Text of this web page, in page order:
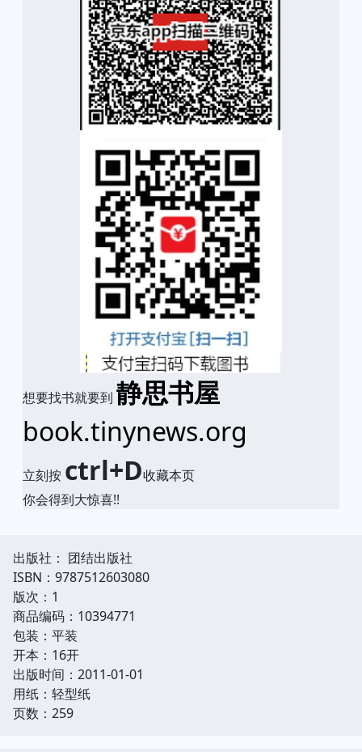
想要找书就要到 静思书屋
book.tinynews.org
立刻按 ctrl+D收藏本页
你会得到大惊喜!!
出版社： 团结出版社
ISBN：9787512603080
版次：1
商品编码：10394771
包装：平装
开本：16开
出版时间：2011-01-01
用纸：轻型纸
页数：259